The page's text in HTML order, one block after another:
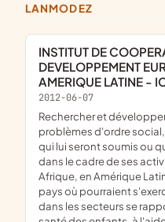
LANMODEZ
INSTITUT DE COOPERATION ET DE
DEVELOPPEMENT
AMERIQUE LATINE -
2012-06-07
rechercher et développer des solutions adéquates aux
problèmes d'ordre
qui lui seront soumis ou
dans le cadre de ses
Afrique, en Amérique
pays où pourraient
dans les secteurs se